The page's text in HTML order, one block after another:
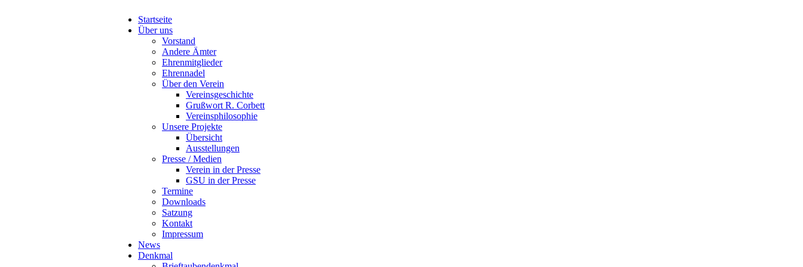
Startseite
Über uns
Vorstand
Andere Ämter
Ehrenmitglieder
Ehrennadel
Über den Verein
Vereinsgeschichte
Grußwort R. Corbett
Vereinsphilosophie
Unsere Projekte
Übersicht
Ausstellungen
Presse / Medien
Verein in der Presse
GSU in der Presse
Termine
Downloads
Satzung
Kontakt
Impressum
News
Denkmal